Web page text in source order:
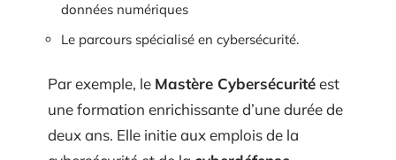
données numériques
Le parcours spécialisé en cybersécurité.
Par exemple, le Mastère Cybersécuritéest
une formation enrichissante d’une durée de
deux ans. Elle initie aux emplois de la